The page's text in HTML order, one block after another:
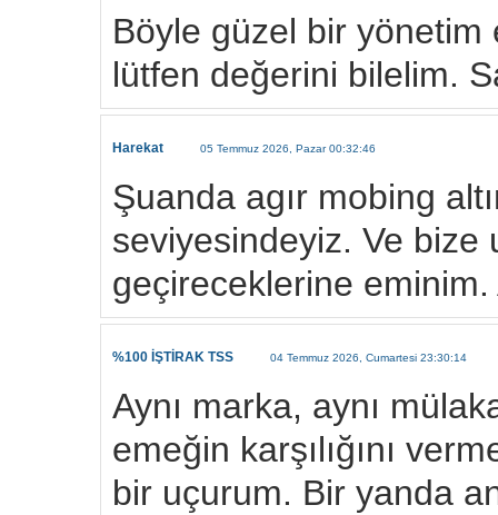
Böyle güzel bir yönetim
lütfen değerini bilelim.
Harekat 05 Temmuz 2026, Pazar 00:32:46
Şuanda agır mobing
seviyesindeyiz. Ve bize
geçireceklerine
%100 İŞTİRAK TSS 04 Temmuz 2026, Cumartesi 23:30:14
Aynı marka, aynı
emeğin karşılığını
bir uçurum. Bir yanda